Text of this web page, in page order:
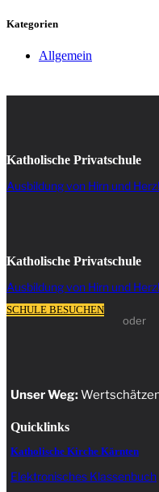
Kategorien
Allgemein
Katholische Privatschule
Ausbildung von Hirn und Herz!
Katholische Privatschule
Ausbildung von Hirn und Herz!
SCHULE BESUCHEN
oder
Unser Weg:
Quicklinks
Katholische Kirche Kärnten
Elektronisches Klassenbuch